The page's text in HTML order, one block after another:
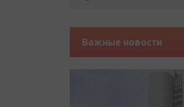
Важные новости